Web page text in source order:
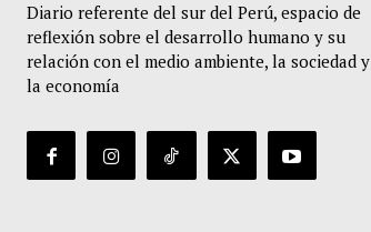
Diario referente del sur del Perú, espacio de
reflexión sobre el desarrollo humano y su
relación con el medio ambiente, la sociedad y
la economía